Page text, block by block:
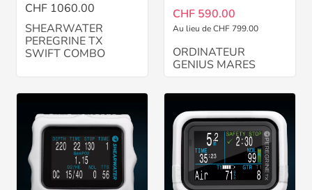
CHF 1060.00
SHEARWATER
PEREGRINE TX
SWIFT COMBO
CHF 590.00
Au lieu de CHF 799.00
ORDINATEUR
GENIUS MARES